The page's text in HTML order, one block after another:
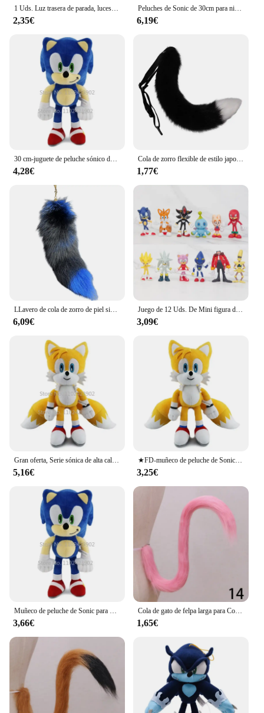
1 Uds. Luz trasera de parada, luces traseras, cubierta de lámpara, carcasa para camiones, remolque, cubierta de luz trasera de camión
2,35€
Peluches de Sonic de 30cm para niños, muñeco de peluche suave de dibujos animados, erizo, Amy Rose, cola de nudillo, juguetes encantadores de Sonic para cumpleaños
6,19€
30 cm-juguete de peluche sónico de alta calidad nudillos colas Amy Rose muñeco de peluche lindo muñeco de peluche suave regalo de cumpleaños para niños
4,28€
Cola de zorro flexible de estilo japonés, cinturón ajustable, cola de gato Artificial, accesorios de disfraz de Cosplay para un perro Lobo Kawaii
1,77€
6,09€
Juego de 12 Uds. De Mini figura de personaje de PVC sónico, figura de cola de sombra de erizo, modelo de muñecas, juguete de animales para niños, regalo de cumpleaños de 5-6cm
3,09€
5,16€
★FD-muñeco de peluche de Sonic para niños, muñeco de felpa suave de alta calidad, con nudillos y colas, Amy Rose, ideal para regalo de cumpleaños, 30cm
3,25€
3,66€
Cola de gato de felpa larga para Cosplay, accesorios de disfraz de sirvienta, forma ajustable, simulación de bestia, fiesta, Lolita, zorro, mascarada, 1 unidad
1,65€